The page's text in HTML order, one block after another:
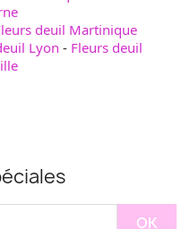
deuil Martinique
Lyon - Fleurs deuil